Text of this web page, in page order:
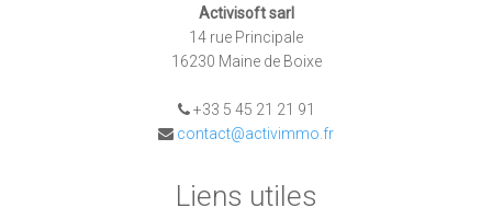
Activisoft sarl
14 rue Principale
16230 Maine de Boixe
+33 5 45 21 21 91
contact@activimmo.fr
Liens utiles